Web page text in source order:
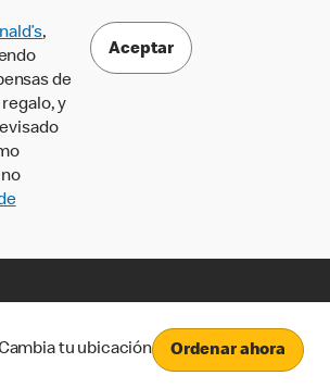
,
de
y
Aceptar
tu ubicación Ordenar ahora